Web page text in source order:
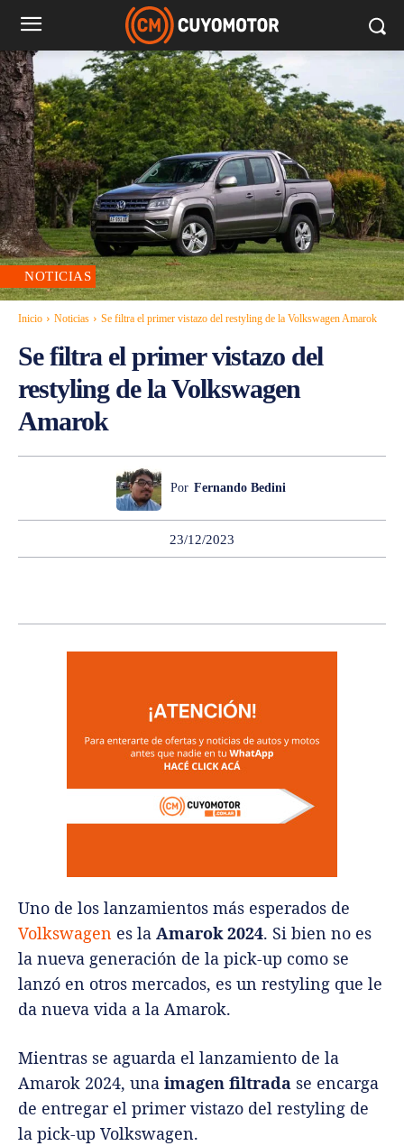
NOTICIAS
Inicio Noticias Se filtra el primer vistazo del restyling de la Volkswagen Amarok
Se filtra el primer vistazo del
restyling de la Volkswagen
Amarok
Por Fernando Bedini
23/12/2023
Uno de los lanzamientos más esperados de
Volkswagen es la Amarok 2024. Si bien no es
la nueva generación de la pick-up como se
lanzó en otros mercados, es un restyling que le
da nueva vida a la Amarok.
Mientras se aguarda el lanzamiento de la
Amarok 2024, una imagen filtrada se encarga
de entregar el primer vistazo del restyling de
la pick-up Volkswagen.